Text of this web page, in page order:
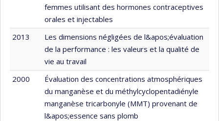
femmes utilisant des hormones contraceptives
orales et injectables
2013
Les dimensions négligées de l&apos;évaluation
de la performance : les valeurs et la qualité de
vie au travail
2000
Évaluation des concentrations atmosphériques
du manganèse et du méthylcyclopentadiényle
manganèse tricarbonyle (MMT) provenant de
l&apos;essence sans plomb